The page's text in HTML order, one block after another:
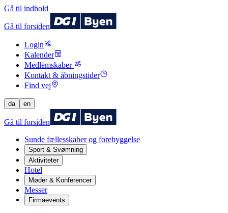
Gå til indhold
Gå til forsiden
Login
Kalender
Medlemskaber
Kontakt & åbningstider
Find vej
da en
Gå til forsiden
Sunde fællesskaber og forebyggelse
Sport & Svømning
Aktiviteter
Hotel
Møder & Konferencer
Messer
Firmaevents